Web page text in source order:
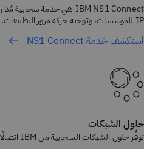
IP للمؤسسات، وتوجيه حركة مرور التطبيقات.
استكشف خدمة NS1 Connect
حلول الشبكات
توفِّر حلول الشبكات السحابية من IBM اتصالًا عالي الأداء لتشغيل تطبيقاتك وأعمالك.